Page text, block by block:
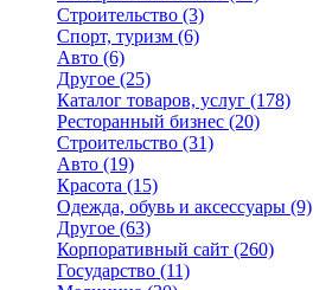
Строительство (3)
Спорт, туризм (6)
Авто (6)
Другое (25)
Каталог товаров, услуг (178)
Ресторанный бизнес (20)
Строительство (31)
Авто (19)
Красота (15)
Одежда, обувь и аксессуары (9)
Другое (63)
Корпоративный сайт (260)
Государство (11)